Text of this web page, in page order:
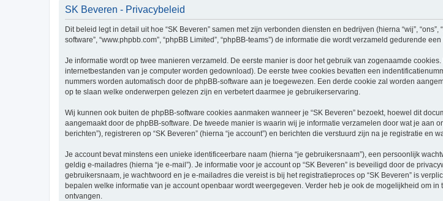
SK Beveren - Privacybeleid
Dit beleid legt in detail uit hoe “SK Beveren” samen met zijn verbonden diensten en bedrijven (hierna “wij”, “ons”,
software”, “www.phpbb.com”, “phpBB Limited”, “phpBB-teams”) de informatie die wordt verzameld gedurende
Je informatie wordt op twee manieren verzameld. De eerste manier is door het gebruik van zogenaamde
internetbestanden van je computer worden gedownload). De eerste twee cookies bevatten een
nummers worden automatisch door de phpBB-software aan je toegewezen. Een derde cookie zal worden
op te slaan welke onderwerpen gelezen zijn en verbetert daarmee je gebruikerservaring.
Wij kunnen ook buiten de phpBB-software cookies aanmaken wanneer je “SK Beveren” bezoekt, hoewel dit
aangemaakt door de phpBB-software. De tweede manier is waarin wij je informatie verzamelen door wat je aan
berichten”), registreren op “SK Beveren” (hierna “je account”) en berichten die verstuurd zijn na je registratie en
Je account bevat minstens een unieke identificeerbare naam (hierna “je gebruikersnaam”), een persoonlijk
geldig e-mailadres (hierna “je e-mail”). Je informatie voor je account op “SK Beveren” is beveiligd door de
gebruikersnaam, je wachtwoord en je e-mailadres die vereist is bij het registratieproces op “SK Beveren” is
bepalen welke informatie van je account openbaar wordt weergegeven. Verder heb je ook de mogelijkheid om
ontvangen.